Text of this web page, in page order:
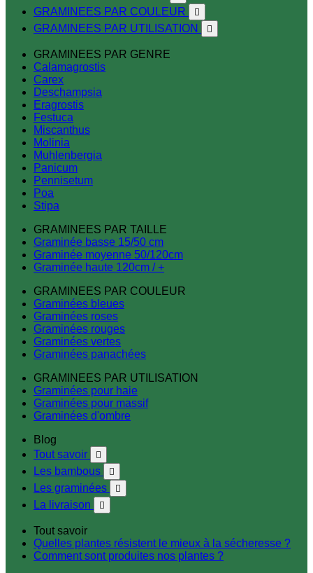
GRAMINEES PAR COULEUR 
GRAMINEES PAR UTILISATION 
GRAMINEES PAR GENRE
Calamagrostis
Carex
Deschampsia
Eragrostis
Festuca
Miscanthus
Molinia
Muhlenbergia
Panicum
Pennisetum
Poa
Stipa
GRAMINEES PAR TAILLE
Graminée basse 15/50 cm
Graminée moyenne 50/120cm
Graminée haute 120cm / +
GRAMINEES PAR COULEUR
Graminées bleues
Graminées roses
Graminées rouges
Graminées vertes
Graminées panachées
GRAMINEES PAR UTILISATION
Graminées pour haie
Graminées pour massif
Graminées d'ombre
Blog
Tout savoir

Les bambous 
Les graminées 
La livraison 
Tout savoir
Quelles plantes résistent le mieux à la sécheresse ?
Comment sont produites nos plantes ?